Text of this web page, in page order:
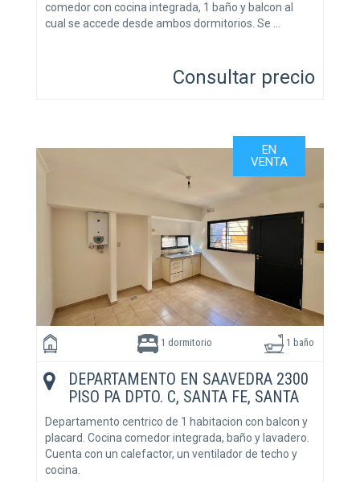
comedor con cocina integrada, 1 baño y balcon al
cual se accede desde ambos dormitorios. Se …
Consultar precio
EN
VENTA
1 dormitorio 1 baño
DEPARTAMENTO EN SAAVEDRA 2300
PISO PA DPTO. C, SANTA FE, SANTA
FE
Departamento centrico de 1 habitacion con balcon y
placard. Cocina comedor integrada, baño y lavadero.
Cuenta con un calefactor, un ventilador de techo y
cocina.